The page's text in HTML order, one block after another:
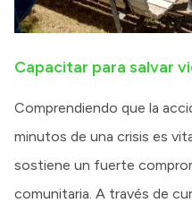
Capacitar para salvar
Comprendiendo que la
minutos de una crisis es
sostiene un fuerte
comunitaria. A través de